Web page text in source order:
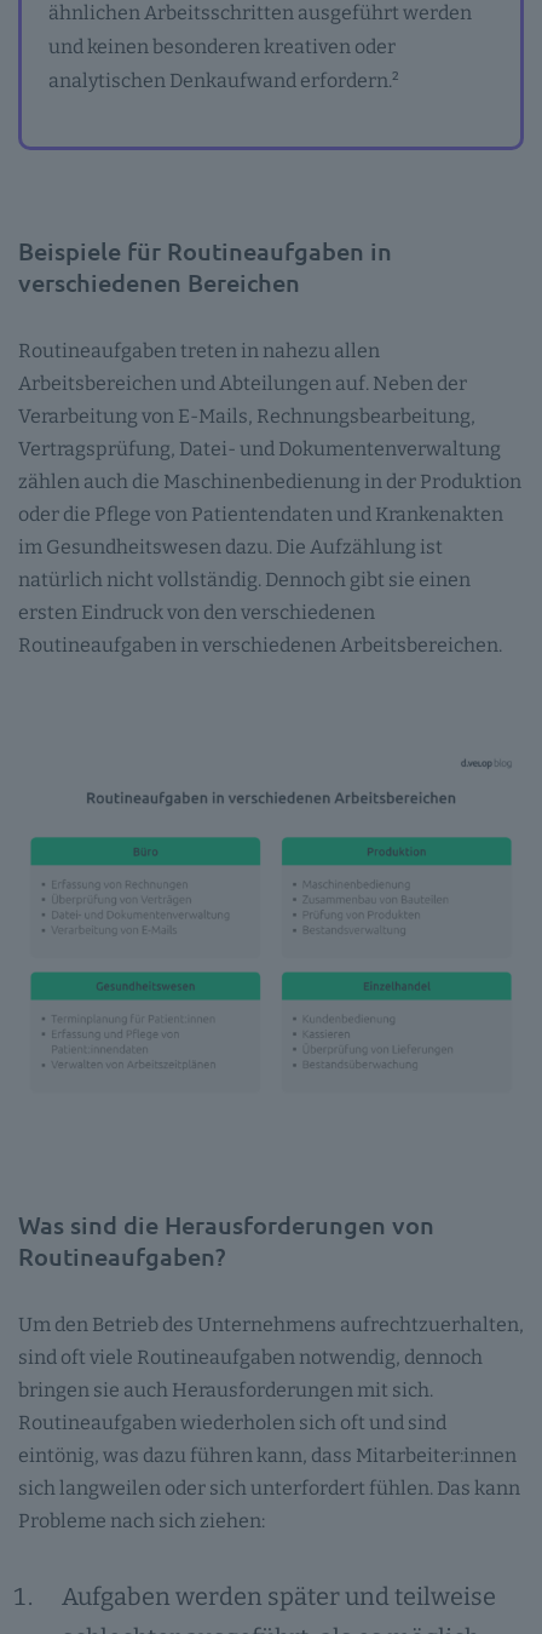
ähnlichen Arbeitsschritten ausgeführt werden
und keinen besonderen kreativen oder
analytischen Denkaufwand erfordern.²
Beispiele für Routineaufgaben in
verschiedenen Bereichen
Routineaufgaben treten in nahezu allen
Arbeitsbereichen und Abteilungen auf. Neben der
Verarbeitung von E-Mails, Rechnungsbearbeitung,
Vertragsprüfung, Datei- und Dokumentenverwaltung
zählen auch die Maschinenbedienung in der Produktion
oder die Pflege von Patientendaten und Krankenakten
im Gesundheitswesen dazu. Die Aufzählung ist
natürlich nicht vollständig. Dennoch gibt sie einen
ersten Eindruck von den verschiedenen
Routineaufgaben in verschiedenen Arbeitsbereichen.
Was sind die Herausforderungen von
Routineaufgaben?
Um den Betrieb des Unternehmens aufrechtzuerhalten,
sind oft viele Routineaufgaben notwendig, dennoch
bringen sie auch Herausforderungen mit sich.
Routineaufgaben wiederholen sich oft und sind
eintönig, was dazu führen kann, dass Mitarbeiter:innen
sich langweilen oder sich unterfordert fühlen. Das kann
Probleme nach sich ziehen:
Aufgaben werden später und teilweise